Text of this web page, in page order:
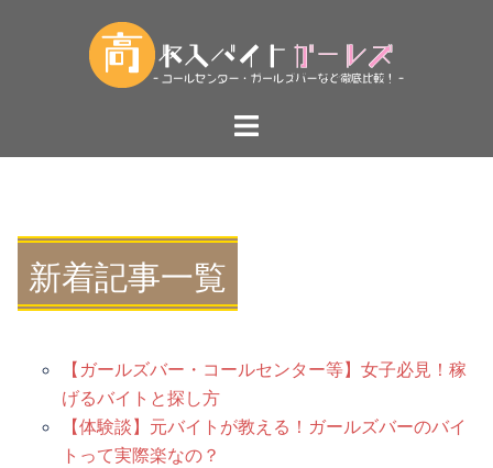
へ
ト
ニ
新着記事一覧
【ガールズバー・コールセンター等】女子必見！稼
げるバイトと探し方
【体験談】元バイトが教える！ガールズバーのバイ
トって実際楽なの？